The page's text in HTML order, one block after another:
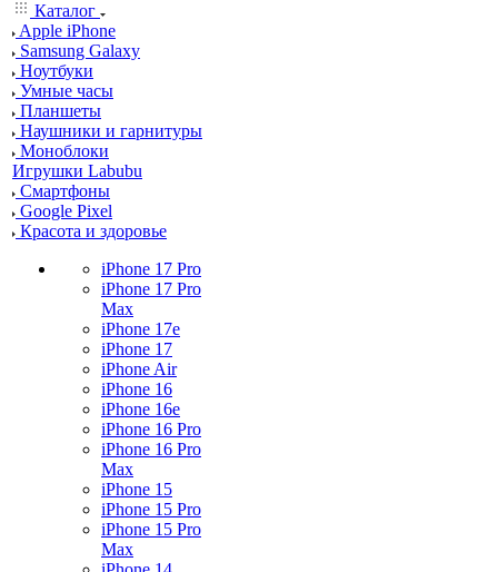
Каталог
Apple iPhone
Samsung Galaxy
Ноутбуки
Умные часы
Планшеты
Наушники и гарнитуры
Моноблоки
Игрушки Labubu
Смартфоны
Google Pixel
Красота и здоровье
iPhone 17 Pro
iPhone 17 Pro
Max
iPhone 17e
iPhone 17
iPhone Air
iPhone 16
iPhone 16e
iPhone 16 Pro
iPhone 16 Pro
Max
iPhone 15
iPhone 15 Pro
iPhone 15 Pro
Max